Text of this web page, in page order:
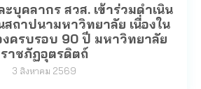
บุคลากร สวส. เข้าร่วมดำเนิน
ถาปนามหาวิทยาลัย เนื่องใน
งครบรอบ 90 ปี มหาวิทยาลัย
ราชภัฏอุตรดิตถ์
3 สิงหาคม 2569